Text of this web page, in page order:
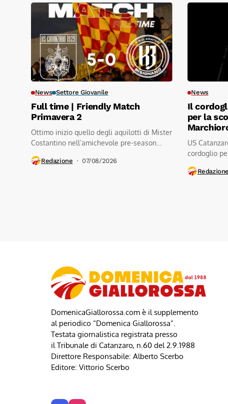
News Settore Giovanile
Full time | Friendly Match
Primavera 2
Ottimo inizio quello degli aquilotti di Mister
Costantino nell’amichevole pre-season
Redazione 07/08/2026
News
Il
per la
US
cordoglio
Redazione
DomenicaGiallorossa.com è il supplemento
al periodico “Domenica Giallorossa”.
Testata giornalistica registrata presso
il Tribunale di Catanzaro, n.60 del 2.9.1988
Direttore Responsabile: Alberto Scerbo
Editore: Vittorio Scerbo